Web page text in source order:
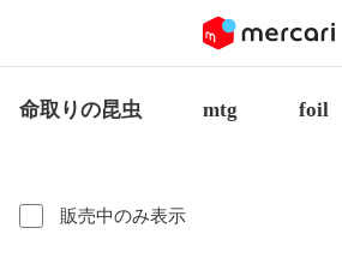
命取りの昆虫 mtg foil
販売中のみ表示